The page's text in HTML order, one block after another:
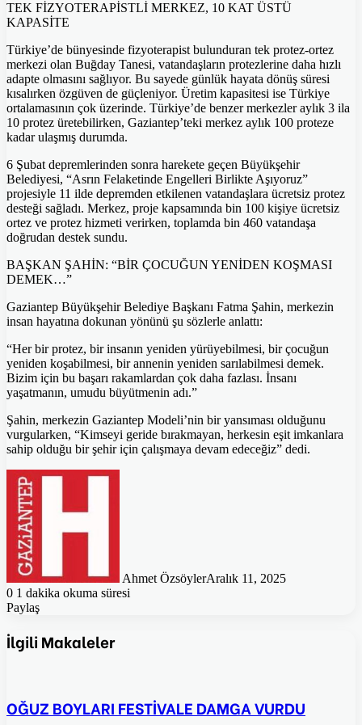
TEK FİZYOTERAPİSTLİ MERKEZ, 10 KAT ÜSTÜ
KAPASİTE
Türkiye’de bünyesinde fizyoterapist bulunduran tek protez-ortez
merkezi olan Buğday Tanesi, vatandaşların protezlerine daha hızlı
adapte olmasını sağlıyor. Bu sayede günlük hayata dönüş süresi
kısalırken özgüven de güçleniyor. Üretim kapasitesi ise Türkiye
ortalamasının çok üzerinde. Türkiye’de benzer merkezler aylık 3 ila
10 protez üretebilirken, Gaziantep’teki merkez aylık 100 proteze
kadar ulaşmış durumda.
6 Şubat depremlerinden sonra harekete geçen Büyükşehir
Belediyesi, “Asrın Felaketinde Engelleri Birlikte Aşıyoruz”
projesiyle 11 ilde depremden etkilenen vatandaşlara ücretsiz protez
desteği sağladı. Merkez, proje kapsamında bin 100 kişiye ücretsiz
ortez ve protez hizmeti verirken, toplamda bin 460 vatandaşa
doğrudan destek sundu.
BAŞKAN ŞAHİN: “BİR ÇOCUĞUN YENİDEN KOŞMASI
DEMEK…”
Gaziantep Büyükşehir Belediye Başkanı Fatma Şahin, merkezin
insan hayatına dokunan yönünü şu sözlerle anlattı:
“Her bir protez, bir insanın yeniden yürüyebilmesi, bir çocuğun
yeniden koşabilmesi, bir annenin yeniden sarılabilmesi demek.
Bizim için bu başarı rakamlardan çok daha fazlası. İnsanı
yaşatmanın, umudu büyütmenin adı.”
Şahin, merkezin Gaziantep Modeli’nin bir yansıması olduğunu
vurgularken, “Kimseyi geride bırakmayan, herkesin eşit imkanlara
sahip olduğu bir şehir için çalışmaya devam edeceğiz” dedi.
Ahmet ÖzsöylerAralık 11, 2025
0 1 dakika okuma süresi
Paylaş
Posta
ile
İlgili Makaleler
OĞUZ BOYLARI FESTİVALE DAMGA VURDU